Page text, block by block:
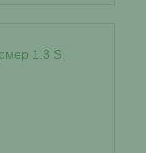
1.3 S